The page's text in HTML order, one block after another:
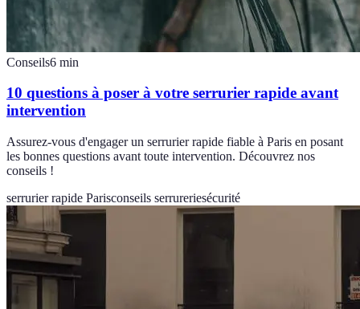
Conseils6 min
10 questions à poser à votre serrurier rapide avant
intervention
Assurez-vous d'engager un serrurier rapide fiable à Paris en posant
les bonnes questions avant toute intervention. Découvrez nos
conseils !
serrurier rapide Parisconseils serrureriesécurité